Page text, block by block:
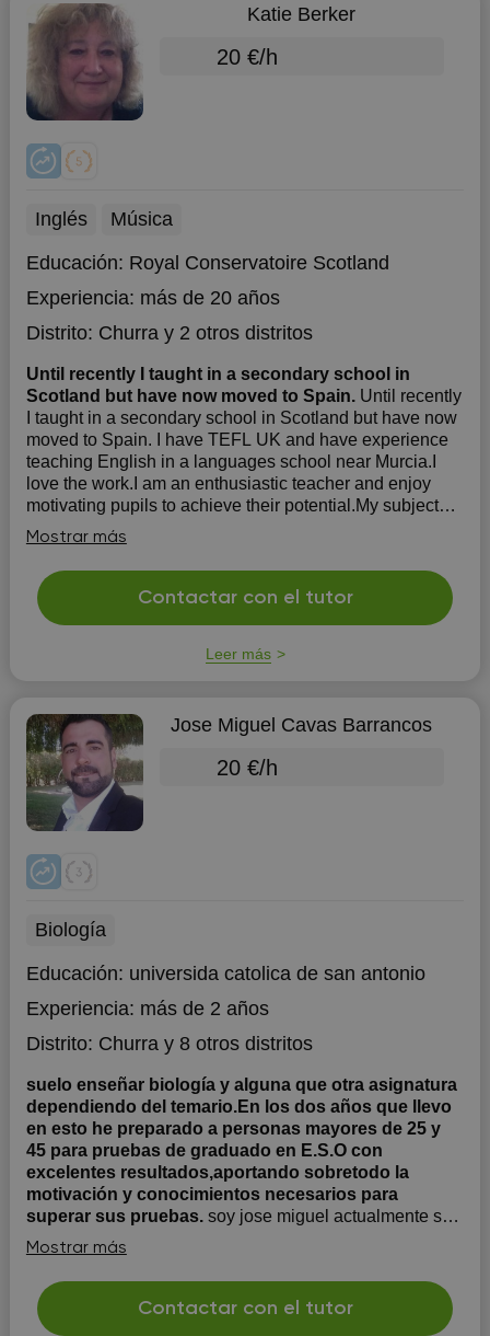
Katie Berker
20 €/h
Inglés
Música
Educación: Royal Conservatoire Scotland
Experiencia: más de 20 años
Distrito: Churray 2 otros distritos
Until recently I taught in a secondary school in
Scotland but have now moved to Spain. Until recently
I taught in a secondary school in Scotland but have now
moved to Spain. I have TEFL UK and have experience
teaching English in a languages school near Murcia.I
love the work.I am an enthusiastic teacher and enjoy
motivating pupils to achieve their potential.My subject
specialism is Dr...
Mostrar más
Contactar con el tutor
Leer más
Jose Miguel Cavas Barrancos
20 €/h
Biología
Educación: universida catolica de san antonio
Experiencia: más de 2 años
Distrito: Churray 8 otros distritos
suelo enseñar biología y alguna que otra asignatura
dependiendo del temario.En los dos años que llevo
en esto he preparado a personas mayores de 25 y
45 para pruebas de graduado en E.S.O con
excelentes resultados,aportando sobretodo la
motivación y conocimientos necesarios para
superar sus pruebas. soy jose miguel actualmente soy
estudiante y estoy preprarandome en la universidad
para enfermeria llevo 2 años imparitendo clases para
graduado en e.s.o sobretodo para alumnos mayores de
25 años o pruebas para adultos.si llevas tiempo sin
estudiar y quieres retomar tus estudios y sientes
Mostrar más
Contactar con el tutor